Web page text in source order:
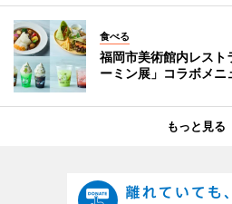
食べる
福岡市美術館内レスト
ーミン展」コラボメニ
もっと見る